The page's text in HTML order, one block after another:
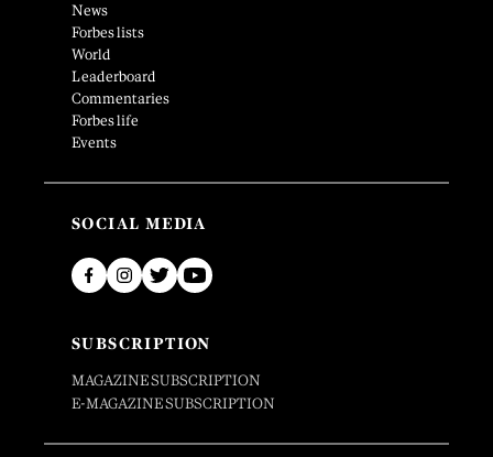
News
Forbes lists
World
Leaderboard
Commentaries
Forbes life
Events
SOCIAL MEDIA
SUBSCRIPTION
MAGAZINE SUBSCRIPTION
E-MAGAZINE SUBSCRIPTION